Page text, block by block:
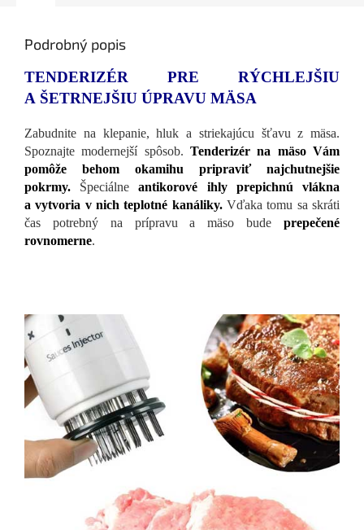
Podrobný popis
TENDERIZÉR PRE RÝCHLEJŠIU
A ŠETRNEJŠIU ÚPRAVU MÄSA
Zabudnite na klepanie, hluk a striekajúcu šťavu z mäsa.
Spoznajte modernejší spôsob. Tenderizér na mäso Vám
pomôže behom okamihu pripraviť najchutnejšie
pokrmy.
Špeciálneantikorové ihly prepichnú vlákna
a vytvoria v nich teplotné kanáliky.Vďaka tomu sa skráti
čas potrebný na prípravu a mäso bude prepečené
rovnomerne.